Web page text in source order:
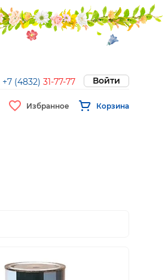
+7 (4832) 31-77-77 Войти
Избранное Корзина